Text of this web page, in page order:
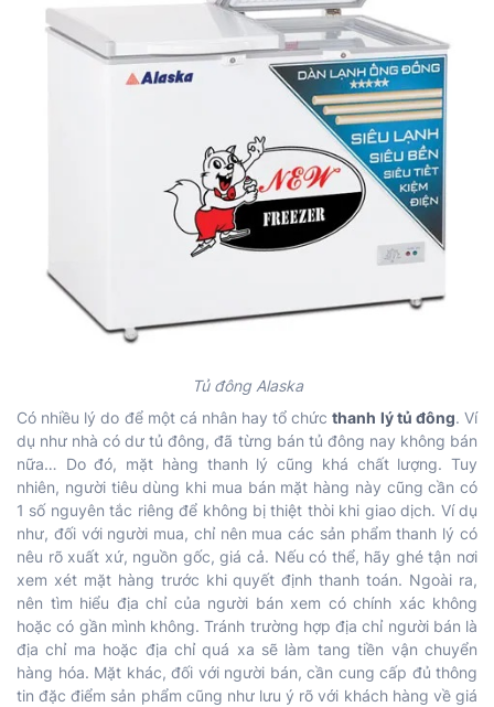
Tủ đông Alaska
Có nhiều lý do để một cá nhân hay tổ chứcthanh lý tủ đông. Ví
dụ như nhà có dư tủ đông, đã từng bán tủ đông nay không bán
nữa… Do đó, mặt hàng thanh lý cũng khá chất lượng. Tuy
nhiên, người tiêu dùng khi mua bán mặt hàng này cũng cần có
1 số nguyên tắc riêng để không bị thiệt thòi khi giao dịch. Ví dụ
như, đối với người mua, chỉ nên mua các sản phẩm thanh lý có
nêu rõ xuất xứ, nguồn gốc, giá cả. Nếu có thể, hãy ghé tận nơi
xem xét mặt hàng trước khi quyết định thanh toán. Ngoài ra,
nên tìm hiểu địa chỉ của người bán xem có chính xác không
hoặc có gần mình không. Tránh trường hợp địa chỉ người bán là
địa chỉ ma hoặc địa chỉ quá xa sẽ làm tang tiền vận chuyển
hàng hóa. Mặt khác, đối với người bán, cần cung cấp đủ thông
tin đặc điểm sản phẩm cũng như lưu ý rõ với khách hàng về giá